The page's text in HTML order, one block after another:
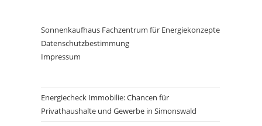
Sonnenkaufhaus Fachzentrum für Energiekonzepte
Datenschutzbestimmung
Impressum
Energiecheck Immobilie: Chancen für
Privathaushalte und Gewerbe in Simonswald